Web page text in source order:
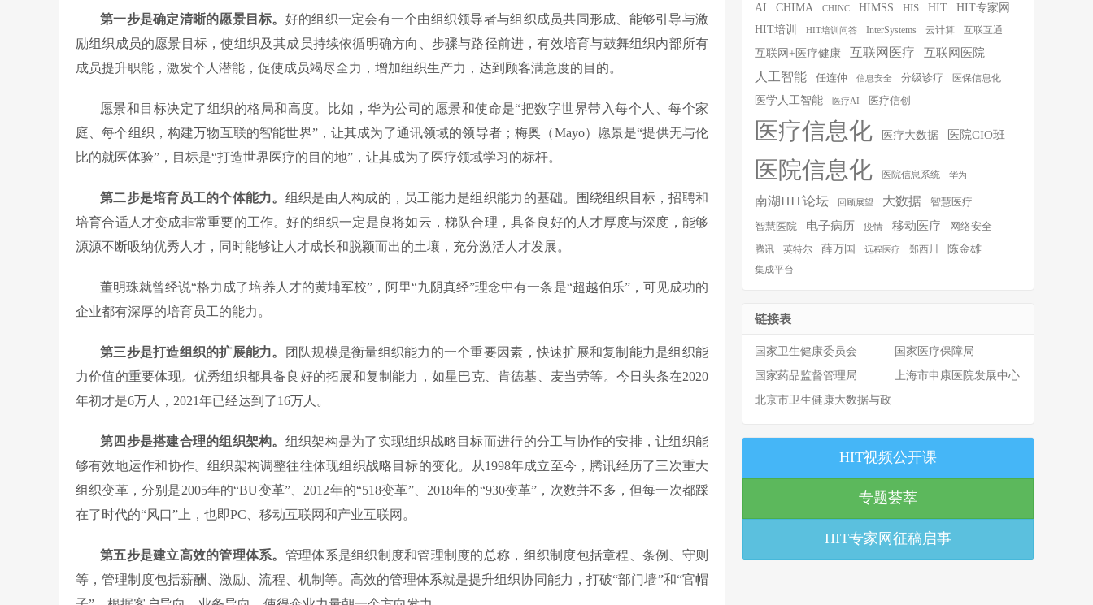
第一步是确定清晰的愿景目标。 好的组织一定会有一个由组织领导者与组织成员共同形成、能够引导与激
励组织成员的愿景目标，使组织及其成员持续依循明确方向、步骤与路径前进，有效培育与鼓舞组织内部所有
成员提升职能，激发个人潜能，促使成员竭尽全力，增加组织生产力，达到顾客满意度的目的。
愿景和目标决定了组织的格局和高度。比如，华为公司的愿景和使命是“把数字世界带入每个人、每个家
庭、每个组织，构建万物互联的智能世界”，让其成为了通讯领域的领导者；梅奥（Mayo）愿景是“提供无与伦
比的就医体验”，目标是“打造世界医疗的目的地”，让其成为了医疗领域学习的标杆。
第二步是培育员工的个体能力。 组织是由人构成的，员工能力是组织能力的基础。围绕组织目标，招聘和
培育合适人才变成非常重要的工作。好的组织一定是良将如云，梯队合理，具备良好的人才厚度与深度，能够
源源不断吸纳优秀人才，同时能够让人才成长和脱颖而出的土壤，充分激活人才发展。
董明珠就曾经说“格力成了培养人才的黄埔军校”，阿里“九阴真经”理念中有一条是“超越伯乐”，可见成功的
企业都有深厚的培育员工的能力。
第三步是打造组织的扩展能力。
团队规模是衡量组织能力的一个重要因素，快速扩展和复制能力是组织能
力价值的重要体现。优秀组织都具备良好的拓展和复制能力，如星巴克、肯德基、麦当劳等。今日头条在2020
年初才是6万人，2021年已经达到了16万人。
第四步是搭建合理的组织架构。 组织架构是为了实现组织战略目标而进行的分工与协作的安排，让组织能
够有效地运作和协作。组织架构调整往往体现组织战略目标的变化。从1998年成立至今，腾讯经历了三次重大
组织变革，分别是2005年的“BU变革”、2012年的“518变革”、2018年的“930变革”，次数并不多，但每一次都踩
在了时代的“风口”上，也即PC、移动互联网和产业互联网。
第五步是建立高效的管理体系。 管理体系是组织制度和管理制度的总称，组织制度包括章程、条例、守则
等，管理制度包括薪酬、激励、流程、机制等。高效的管理体系就是提升组织协同能力，打破“部门墙”和“官帽
AI CHIMA CHINC HIMSS HIS HIT HIT专家网
HIT培训 HIT培训问答 InterSystems 云计算 互联互通
互联网+医疗健康 互联网医疗 互联网医院
人工智能 任连仲 信息安全 分级诊疗 医保信息化
医学人工智能 医疗AI 医疗信创
医疗信息化 医疗大数据 医院CIO班
医院信息化 医院信息系统 华为
南湖HIT论坛 回顾展望 大数据 智慧医疗
智慧医院 电子病历 疫情 移动医疗
网络安全
腾讯
英特尔 薛万国 远程医疗 郑西川 陈金雄
集成平台
链接表
国家卫生健康委员会
国家医疗保障局
国家药品监督管理局
上海市申康医院发展中心
北京市卫生健康大数据与政
HIT视频公开课
专题荟萃
HIT专家网征稿启事